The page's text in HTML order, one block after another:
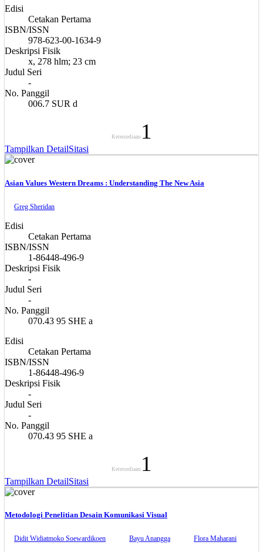
Edisi
Cetakan Pertama
ISBN/ISSN
978-623-00-1634-9
Deskripsi Fisik
x, 278 hlm; 23 cm
Judul Seri
-
No. Panggil
006.7 SUR d
Ketersediaan 1
Tampilkan DetailSitasi
Asian Values Western Dreams : Understanding The New Asia
Greg Sheridan
Edisi
Cetakan Pertama
ISBN/ISSN
1-86448-496-9
Deskripsi Fisik
-
Judul Seri
-
No. Panggil
070.43 95 SHE a
Edisi
Cetakan Pertama
ISBN/ISSN
1-86448-496-9
Deskripsi Fisik
-
Judul Seri
-
No. Panggil
070.43 95 SHE a
Ketersediaan 1
Tampilkan DetailSitasi
Metodologi Penelitian Desain Komunikasi Visual
Didit Widiatmoko Soewardikoen Bayu Anangga Flora Maharani